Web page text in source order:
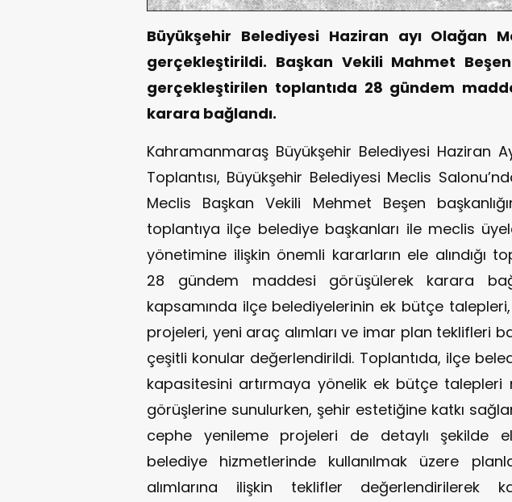
Büyükşehir Belediyesi Haziran ayı Olağan
gerçekleştirildi. Başkan Vekili Mahmet Beşen
gerçekleştirilen toplantıda 28 gündem
karara bağlandı.
Kahramanmaraş Büyükşehir Belediyesi Haziran
Toplantısı, Büyükşehir Belediyesi Meclis
Meclis Başkan Vekili Mehmet Beşen
toplantıya ilçe belediye başkanları ile meclis
yönetimine ilişkin önemli kararların ele alındığı
28 gündem maddesi görüşülerek karara
kapsamında ilçe belediyelerinin ek bütçe
projeleri, yeni araç alımları ve imar plan teklifleri
çeşitli konular değerlendirildi. Toplantıda, ilçe
kapasitesini artırmaya yönelik ek bütçe talepleri
görüşlerine sunulurken, şehir estetiğine katkı
cephe yenileme projeleri de detaylı şekilde
belediye hizmetlerinde kullanılmak üzere
alımlarına ilişkin teklifler değerlendirilerek